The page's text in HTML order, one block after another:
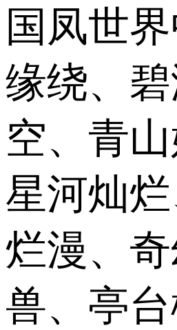
国凤世
缘绕、
空、青山
星河灿
烂漫、
兽、亭